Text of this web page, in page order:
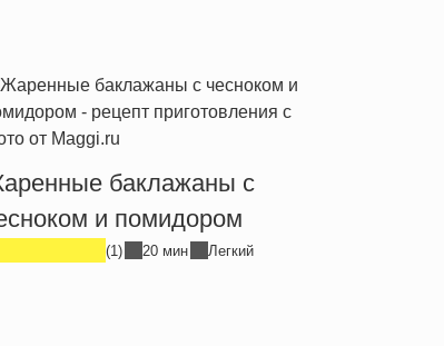
баклажаны с
и помидором
(1) 20 мин Легкий